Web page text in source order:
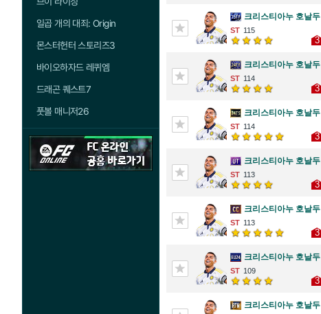
일곱 개의 대죄: Origin
몬스터헌터 스토리즈3
바이오하자드 레퀴엠
드래곤 퀘스트7
풋볼 매니저26
크리스티아누 호날두
115
3
크리스티아누 호날두
114
3
크리스티아누 호날두
114
3
크리스티아누 호날두
113
3
크리스티아누 호날두
113
3
크리스티아누 호날두
109
3
크리스티아누 호날두